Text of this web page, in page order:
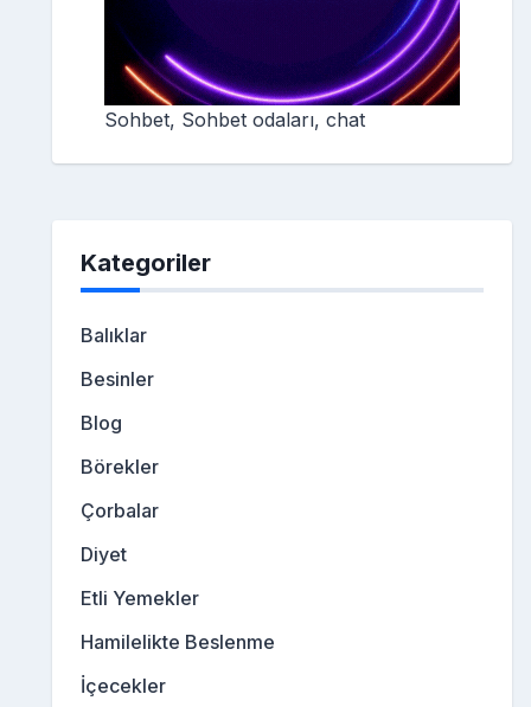
Sohbet, Sohbet odaları, chat
Kategoriler
Balıklar
Besinler
Blog
Börekler
Çorbalar
Diyet
Etli Yemekler
Hamilelikte Beslenme
İçecekler